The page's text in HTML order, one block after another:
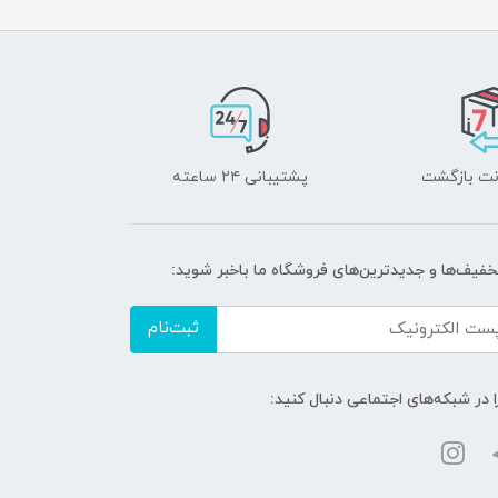
پشتیبانی ۲۴ ساعته
و جدیدترین‌های فروشگاه ما باخبر شوید:
ثبت‌نام
در شبکه‌های اجتماعی دنبال کنید: